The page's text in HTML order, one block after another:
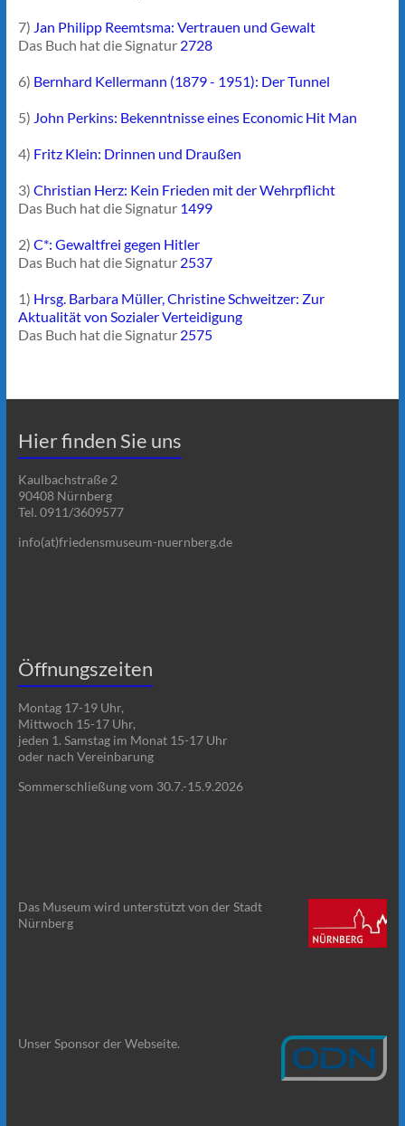
7) Jan Philipp Reemtsma: Vertrauen und Gewalt
Das Buch hat die Signatur 2728
6) Bernhard Kellermann (1879 - 1951): Der Tunnel
5) John Perkins: Bekenntnisse eines Economic Hit Man
4) Fritz Klein: Drinnen und Draußen
3) Christian Herz: Kein Frieden mit der Wehrpflicht
Das Buch hat die Signatur 1499
2) C*: Gewaltfrei gegen Hitler
Das Buch hat die Signatur 2537
1) Hrsg. Barbara Müller, Christine Schweitzer: Zur
Aktualität von Sozialer Verteidigung
Das Buch hat die Signatur 2575
Hier finden Sie uns
Kaulbachstraße 2
90408 Nürnberg
Tel. 0911/3609577
info(at)friedensmuseum-nuernberg.de
Öffnungszeiten
Montag 17-19 Uhr,
Mittwoch 15-17 Uhr,
jeden 1. Samstag im Monat 15-17 Uhr
oder nach Vereinbarung
Sommerschließung vom 30.7.-15.9.2026
Das Museum wird unterstützt von der Stadt
Nürnberg
Unser Sponsor der Webseite.